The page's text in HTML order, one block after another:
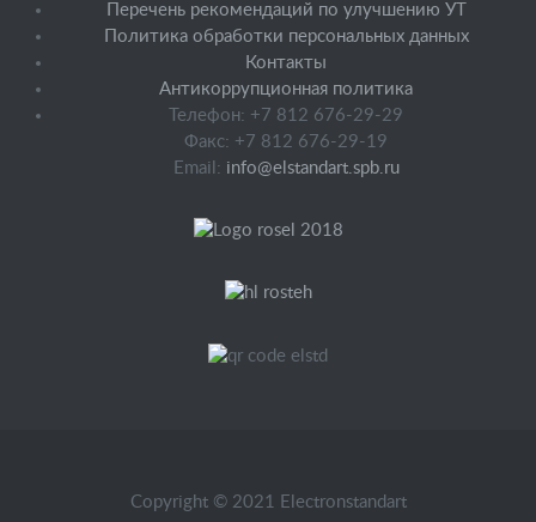
Перечень рекомендаций по улучшению УТ
Политика обработки персональных данных
Контакты
Антикоррупционная политика
Телефон: +7 812 676-29-29
Факс: +7 812 676-29-19
Email: info@elstandart.spb.ru
Copyright © 2021 Electronstandart